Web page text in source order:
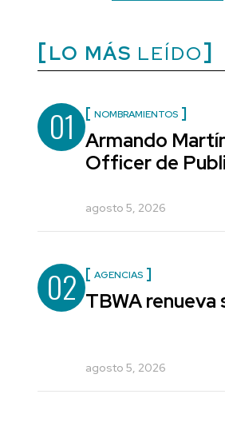
LO MÁS LEÍDO
01 NOMBRAMIENTOS
Armando
Officer de
agosto 5, 2026
02 AGENCIAS
TBWA renueva
agosto 5, 2026